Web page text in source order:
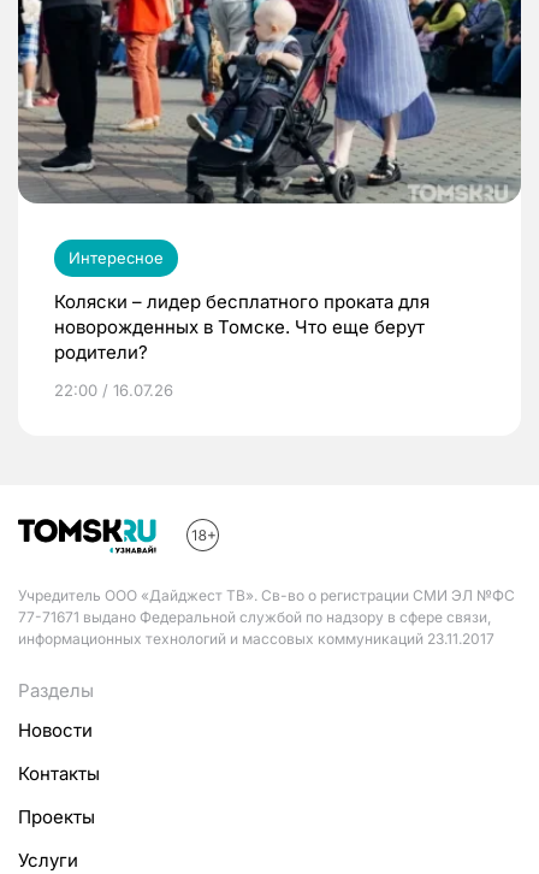
Интересное
Коляски – лидер бесплатного проката для
новорожденных в Томске. Что еще берут
родители?
22:00 / 16.07.26
Учредитель ООО «Дайджест ТВ». Св-во о регистрации СМИ ЭЛ №ФС
77-71671 выдано Федеральной службой по надзору в сфере связи,
информационных технологий и массовых коммуникаций 23.11.2017
Разделы
Новости
Контакты
Проекты
Услуги